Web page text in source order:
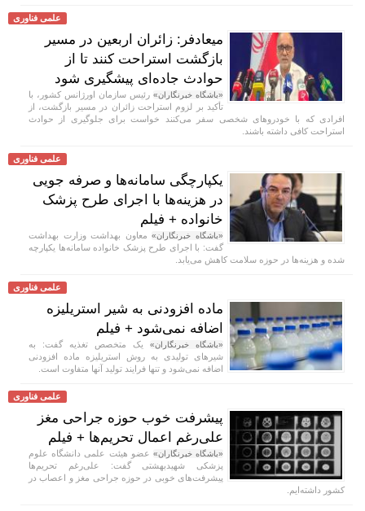
علمی فناوری
میعادفر: زائران اربعین در مسیر
بازگشت استراحت کنند تا از
حوادث جاده‌ای پیشگیری شود
«باشگاه خبرنگاران» رئیس سازمان اورژانس کشور، با
تأکید بر لزوم استراحت زائران در مسیر بازگشت، از
افرادی که با خودروهای شخصی سفر می‌کنند خواست برای جلوگیری از حوادث
استراحت کافی داشته باشند.
علمی فناوری
یکپارچگی سامانه‌ها و صرفه جویی
در هزینه‌ها با اجرای طرح پزشک
خانواده + فیلم
«باشگاه خبرنگاران»معاون بهداشت وزارت بهداشت
گفت: با اجرای طرح پزشک خانواده سامانه‌ها یکپارچه
شده و هزینه‌ها در حوزه سلامت کاهش می‌یابد.
علمی فناوری
ماده افزودنی به شیر استریلیزه
اضافه نمی‌شود + فیلم
«باشگاه خبرنگاران» یک متخصص تغذیه گفت: به
شیر‌های تولیدی به روش استریلیزه ماده افزودنی
اضافه نمی‌شود و تنها فرایند تولید آنها متفاوت است.
علمی فناوری
پیشرفت خوب حوزه جراحی مغز
علی‌رغم اعمال تحریم‌ها + فیلم
«باشگاه خبرنگاران» عضو هیئت علمی دانشگاه علوم
پزشکی شهیدبهشتی گفت: علی‌رغم تحریم‌ها
پیشرفت‌های خوبی در حوزه جراحی مغز و اعصاب در
کشور داشته‌ایم.